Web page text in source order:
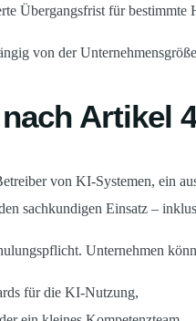
Übergangsfrist für
von der
Artikel
von KI-Systemen, ein
sachkundigen Einsatz –
Unternehmen
für die KI-Nutzung,